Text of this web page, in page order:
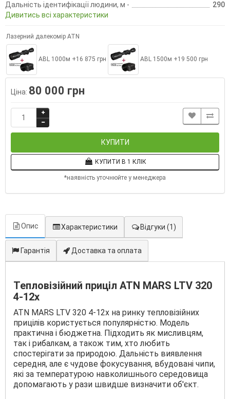
Дальність ідентифікації людини, м -
290
Дивитись всі характеристики
Лазерний далекомір ATN
ABL 1000м +16 875 грн ABL 1500м +19 500 грн
Ціна: 80 000 грн
КУПИТИ
КУПИТИ В 1 КЛІК
*наявність уточнюйте у менеджера
Опис Характеристики Відгуки (1)
Гарантія Доставка та оплата
Тепловізійний приціл ATN MARS LTV 320
4-12x
ATN MARS LTV 320 4-12x на ринку тепловізійних
прицілів користується популярністю. Модель
практична і бюджетна. Підходить як мисливцям,
так і рибалкам, а також тим, хто любить
спостерігати за природою. Дальність виявлення
середня, але є чудове фокусування, вбудовані чипи,
які за температурою навколишнього середовища
допомагають у рази швидше визначити об'єкт.